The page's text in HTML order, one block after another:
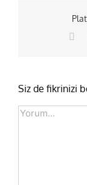
Siz de fikrinizi
Comment